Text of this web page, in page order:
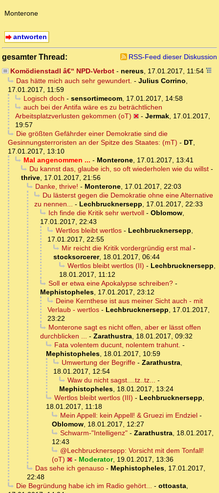
Monterone
antworten
gesamter Thread:
RSS-Feed dieser Diskussion
Komödienstadl â€“ NPD-Verbot- nereus, 17.01.2017, 11:54
Das hätte mich auch sehr gewundert. - Julius Corrino,
17.01.2017, 11:59
Logisch doch - sensortimecom, 17.01.2017, 14:58
auch bei der Antifa wäre es zu beträchtlichen
Arbeitsplatzverlusten gekommen (oT)
- Jermak, 17.01.2017,
19:57
Die größten Gefährder einer Demokratie sind die
Gesinnungsterroristen an der Spitze des Staates: (mT) - DT,
17.01.2017, 13:10
Mal angenommen ... - Monterone, 17.01.2017, 13:41
Du kannst das, glaube ich, so oft wiederholen wie du willst-
thrive, 17.01.2017, 21:56
Danke, thrive! - Monterone, 17.01.2017, 22:03
Du lästerst gegen die Demokratie ohne eine Alternative
zu nennen... - Lechbrucknersepp, 17.01.2017, 22:33
Ich finde die Kritik sehr wertvoll- Oblomow,
17.01.2017, 22:43
Wertlos bleibt wertlos- Lechbrucknersepp,
17.01.2017, 22:55
Mir reicht die Kritik vordergründig erst mal-
stocksorcerer, 18.01.2017, 06:44
Wertlos bleibt wertlos (II) - Lechbrucknersepp,
18.01.2017, 11:12
Soll er etwa eine Apokalypse schreiben?-
Mephistopheles, 17.01.2017, 23:12
Deine Kernthese ist aus meiner Sicht auch - mit
Verlaub - wertlos - Lechbrucknersepp, 17.01.2017,
23:22
Monterone sagt es nicht offen, aber er lässt offen
durchblicken ... - Zarathustra, 18.01.2017, 09:32
Fata volentem ducunt, nolentem trahunt. -
Mephistopheles, 18.01.2017, 10:59
Umwertung der Begriffe- Zarathustra,
18.01.2017, 12:54
Waw du nicht sagst....tz..tz... -
Mephistopheles, 18.01.2017, 13:24
Wertlos bleibt wertlos (III) - Lechbrucknersepp,
18.01.2017, 11:18
Mein Appell: kein Appell! & Gruezi im Endziel-
Oblomow, 18.01.2017, 12:27
Schwarm-"Intelligenz"- Zarathustra, 18.01.2017,
12:43
@Lechbrucknersepp: Vorsicht mit dem Tonfall!
(oT)
- Moderator, 19.01.2017, 13:36
Das sehe ich genauso- Mephistopheles, 17.01.2017,
22:48
Die Begründung habe ich im Radio gehört... - ottoasta,